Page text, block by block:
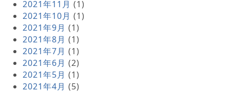
2021年11月 (1)
2021年10月 (1)
2021年9月 (1)
2021年8月 (1)
2021年7月 (1)
2021年6月 (2)
2021年5月 (1)
2021年4月 (5)